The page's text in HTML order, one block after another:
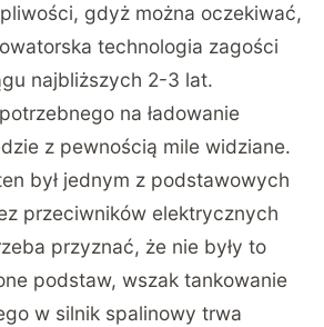
gdyż można oczekiwać,
technologia zagości
najbliższych 2-3 lat.
na ładowanie
z pewnością mile widziane.
był jednym z podstawowych
przeciwników elektrycznych
przyznać, że nie były to
podstaw, wszak tankowanie
w silnik spalinowy trwa